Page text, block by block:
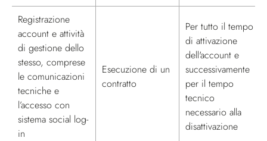
Registrazione
account e attività
di gestione dello
stesso, comprese
le comunicazioni
tecniche e
l’accesso con
sistema social log-
in
Esecuzione di un
contratto
Per tutto il tempo
di attivazione
dell'account e
successivamente
per il tempo
tecnico
necessario alla
disattivazione